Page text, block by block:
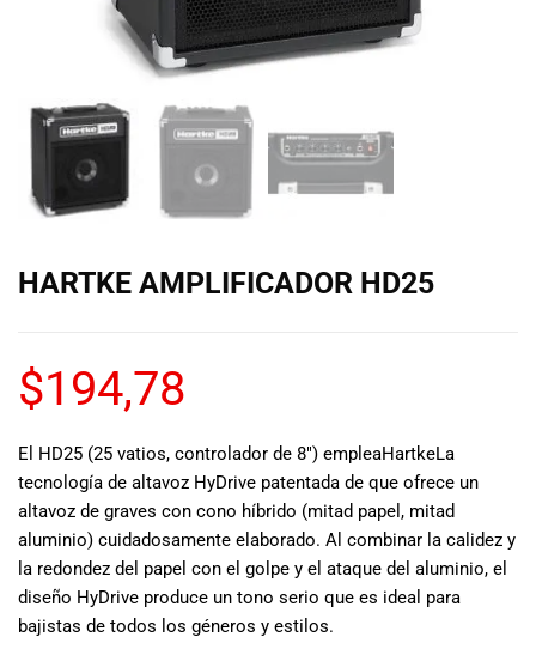
marcas del
mercado,
guitarras, bajos
y baterías
amplificadores,
mezcladores y
También
contamos con
accesorios
para satisfacer
todas las
necesidades
musicales.
Nuestro equipo
de expertos en
música está
HARTKE AMPLIFICADOR HD25
$194,78
El HD25 (25 vatios, controlador de 8″) empleaHartkeLa
tecnología de altavoz HyDrive patentada de que ofrece un
altavoz de graves con cono híbrido (mitad papel, mitad
aluminio) cuidadosamente elaborado. Al combinar la calidez y
la redondez del papel con el golpe y el ataque del aluminio, el
diseño HyDrive produce un tono serio que es ideal para
bajistas de todos los géneros y estilos.